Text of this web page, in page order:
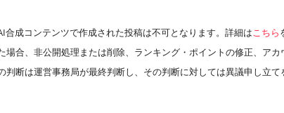
成コンテンツで作成された投稿は不可となります。詳細はこちら
合、非公開処理または削除、ランキング・ポイントの修正、ア
断は運営事務局が最終判断し、その判断に対しては異議申し立て